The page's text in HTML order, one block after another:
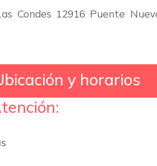
Condes 12916 Puente
y horarios